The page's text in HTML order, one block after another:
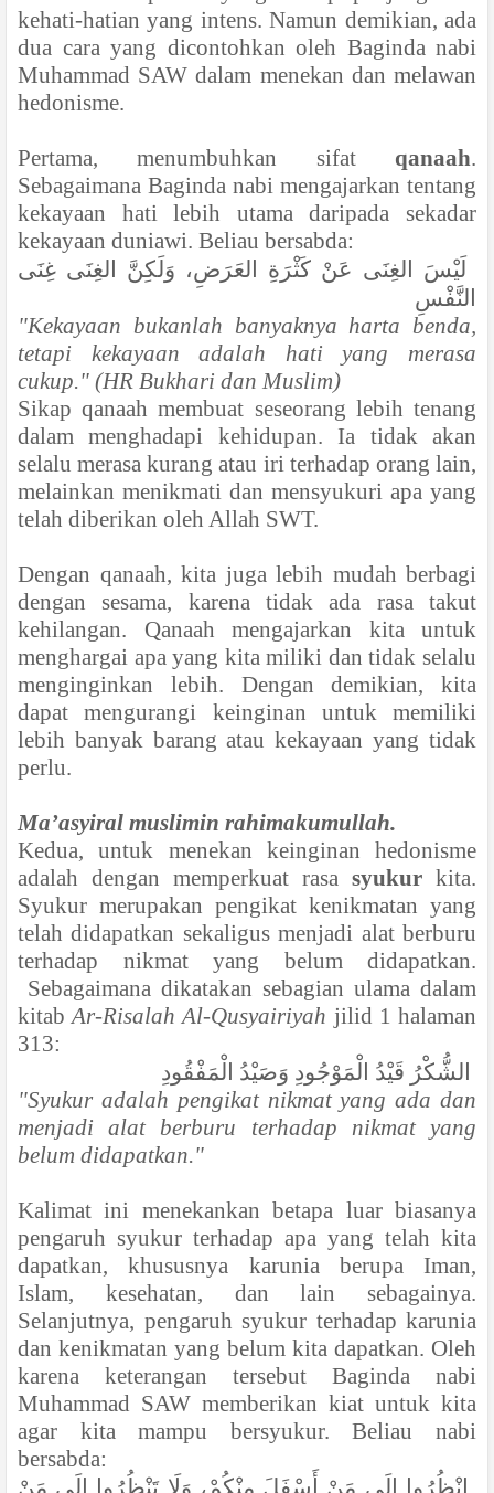
kehati-hatian yang intens. Namun demikian, ada
dua cara yang dicontohkan oleh Baginda nabi
Muhammad SAW dalam menekan dan melawan
hedonisme.
Pertama, menumbuhkan sifat qanaah.
Sebagaimana Baginda nabi mengajarkan tentang
kekayaan hati lebih utama daripada sekadar
kekayaan duniawi. Beliau bersabda:
لَيْسَ الغِنَى عَنْ كَثْرَةِ العَرَضِ، وَلَكِنَّ الغِنَى غِنَى
النَّفْسِ
"Kekayaan bukanlah banyaknya harta benda,
tetapi kekayaan adalah hati yang merasa
cukup." (HR Bukhari dan Muslim)
Sikap qanaah membuat seseorang lebih tenang
dalam menghadapi kehidupan. Ia tidak akan
selalu merasa kurang atau iri terhadap orang lain,
melainkan menikmati dan mensyukuri apa yang
telah diberikan oleh Allah SWT.
Dengan qanaah, kita juga lebih mudah berbagi
dengan sesama, karena tidak ada rasa takut
kehilangan. Qanaah mengajarkan kita untuk
menghargai apa yang kita miliki dan tidak selalu
menginginkan lebih. Dengan demikian, kita
dapat mengurangi keinginan untuk memiliki
lebih banyak barang atau kekayaan yang tidak
perlu.
Ma’asyiral muslimin rahimakumullah.
Kedua, untuk menekan keinginan hedonisme
adalah dengan memperkuat rasa syukur kita.
Syukur merupakan pengikat kenikmatan yang
telah didapatkan sekaligus menjadi alat berburu
terhadap nikmat yang belum didapatkan.
Sebagaimana dikatakan sebagian ulama dalam
kitabAr-Risalah Al-Qusyairiyah jilid 1 halaman
313:
الشُّكْرُ قَيْدُ الْمَوْجُودِ وَصَيْدُ الْمَفْقُودِ
"Syukur adalah pengikat nikmat yang ada dan
menjadi alat berburu terhadap nikmat yang
belum didapatkan."
Kalimat ini menekankan betapa luar biasanya
pengaruh syukur terhadap apa yang telah kita
dapatkan, khususnya karunia berupa Iman,
Islam, kesehatan, dan lain sebagainya.
Selanjutnya, pengaruh syukur terhadap karunia
dan kenikmatan yang belum kita dapatkan. Oleh
karena keterangan tersebut Baginda nabi
Muhammad SAW memberikan kiat untuk kita
agar kita mampu bersyukur. Beliau nabi
bersabda:
انْظُرُوا إِلَى مَنْ أَسْفَلَ مِنْكُمْ، وَلَا تَنْظُرُوا إِلَى مَنْ